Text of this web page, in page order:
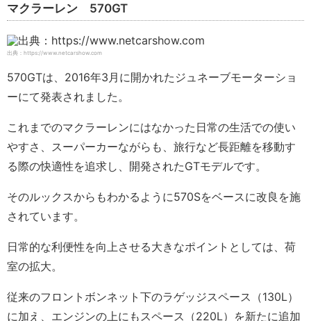
マクラーレン 570GT
出典：https://www.netcarshow.com
570GTは、2016年3月に開かれたジュネーブモーターショ
ーにて発表されました。
これまでのマクラーレンにはなかった日常の生活での使い
やすさ、スーパーカーながらも、旅行など長距離を移動す
る際の快適性を追求し、開発されたGTモデルです。
そのルックスからもわかるように570Sをベースに改良を施
されています。
日常的な利便性を向上させる大きなポイントとしては、荷
室の拡大。
従来のフロントボンネット下のラゲッジスペース（130L）
に加え、エンジンの上にもスペース（220L）を新たに追加